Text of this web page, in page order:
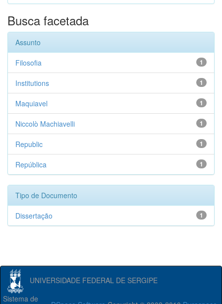
Busca facetada
Assunto
1
Filosofia
1
Institutions
1
Maquiavel
1
Niccolò Machiavelli
1
Republic
1
República
Tipo de Documento
1
Dissertação
UNIVERSIDADE FEDERAL DE SERGIPE
Sistema de